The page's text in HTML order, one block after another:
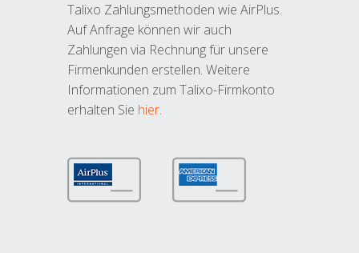
Talixo Zahlungsmethoden wie AirPlus.
Auf Anfrage können wir auch
Zahlungen via Rechnung für unsere
Firmenkunden erstellen. Weitere
Informationen zum Talixo-Firmkonto
erhalten Sie hier.